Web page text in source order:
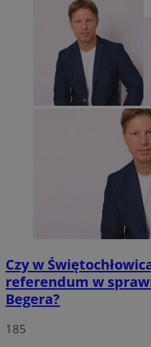
Czy w
referendum w
Begera?
185